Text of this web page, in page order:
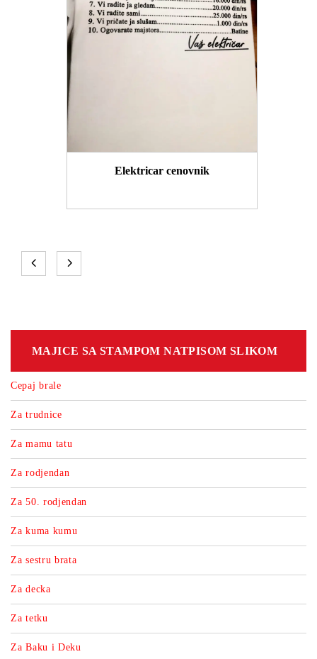
Elektricar cenovnik
MAJICE SA STAMPOM NATPISOM SLIKOM
Cepaj brale
Za trudnice
Za mamu tatu
Za rodjendan
Za 50. rodjendan
Za kuma kumu
Za sestru brata
Za decka
Za tetku
Za Baku i Deku